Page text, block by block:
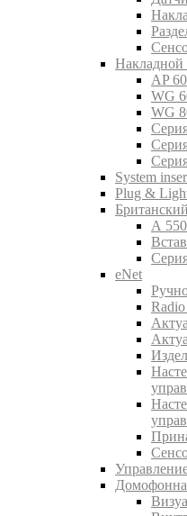
AP
WG
WG
System
Plug &
A
eNet
Radio